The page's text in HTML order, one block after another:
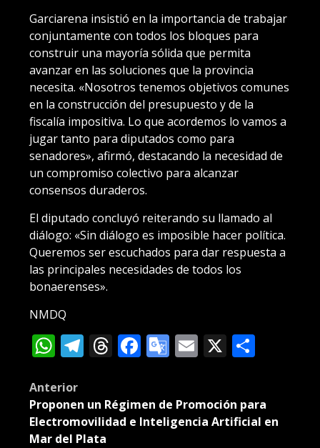
Garciarena insistió en la importancia de trabajar
conjuntamente con todos los bloques para
construir una mayoría sólida que permita
avanzar en las soluciones que la provincia
necesita. «Nosotros tenemos objetivos comunes
en la construcción del presupuesto y de la
fiscalía impositiva. Lo que acordemos lo vamos a
jugar tanto para diputados como para
senadores», afirmó, destacando la necesidad de
un compromiso colectivo para alcanzar
consensos duraderos.
El diputado concluyó reiterando su llamado al
diálogo: «Sin diálogo es imposible hacer política.
Queremos ser escuchados para dar respuesta a
las principales necesidades de todos los
bonaerenses».
NMDQ
WhatsApp
Telegram
Threads
Facebook
Google
Email
X
Post
navigation
Anterior
Proponen un Régimen de Promoción para
Electromovilidad e Inteligencia Artificial en
Mar del Plata